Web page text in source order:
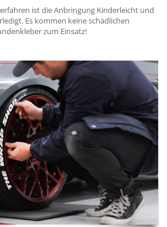
ist die Anbringung Kinderleicht und
Es kommen keine schädlichen
zum Einsatz!